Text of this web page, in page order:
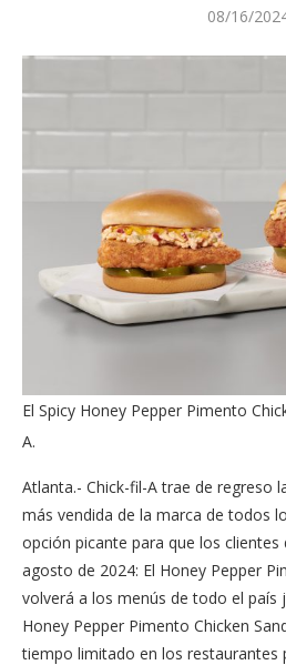
08/16/
El Spicy Honey Pepper Pimento
A.
Atlanta.- Chick-fil-A trae de regreso
más vendida de la marca de todos
opción picante para que los
agosto de 2024: El Honey Pepper
volverá a los menús de todo el país
Honey Pepper Pimento Chicken
tiempo limitado en los restaurantes